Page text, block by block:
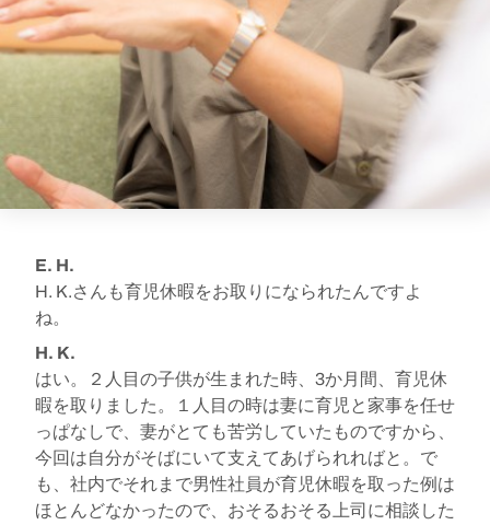
E. H.
H. K.さんも育児休暇をお取りになられたんですよ
ね。
H. K.
はい。２人目の子供が生まれた時、3か月間、育児休
暇を取りました。１人目の時は妻に育児と家事を任せ
っぱなしで、妻がとても苦労していたものですから、
今回は自分がそばにいて支えてあげられればと。で
も、社内でそれまで男性社員が育児休暇を取った例は
ほとんどなかったので、おそるおそる上司に相談した